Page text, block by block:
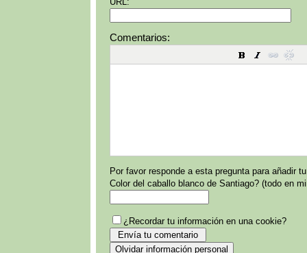
Comentarios:
Por favor responde a esta pregunta para añadir
Color del caballo blanco de Santiago? (todo en
¿Recordar tu información en una cookie?